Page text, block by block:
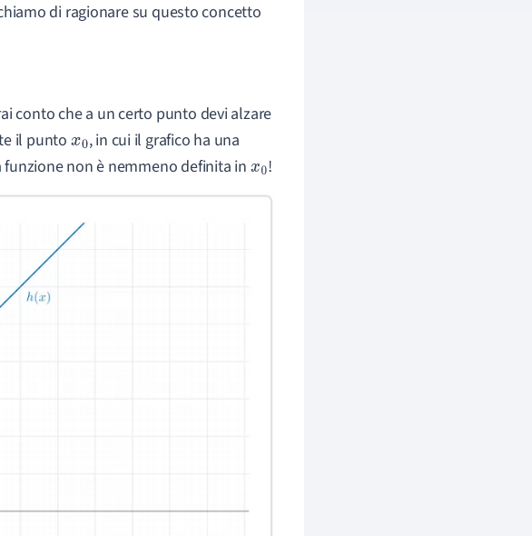
di ragionare su questo concetto
conto che a un certo punto devi alzare
il punto x0, in cui il grafico ha una
non è nemmeno definita in x0!